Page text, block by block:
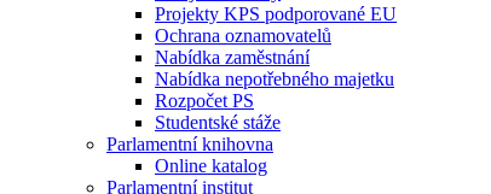
Projekty KPS podporované EU
Ochrana oznamovatelů
Nabídka zaměstnání
Nabídka nepotřebného majetku
Rozpočet PS
Studentské stáže
Parlamentní knihovna
Online katalog
Parlamentní institut